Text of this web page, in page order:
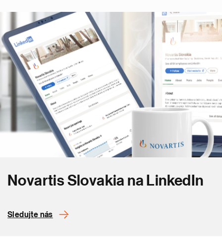
Novartis Slovakia na LinkedIn
Sledujte nás